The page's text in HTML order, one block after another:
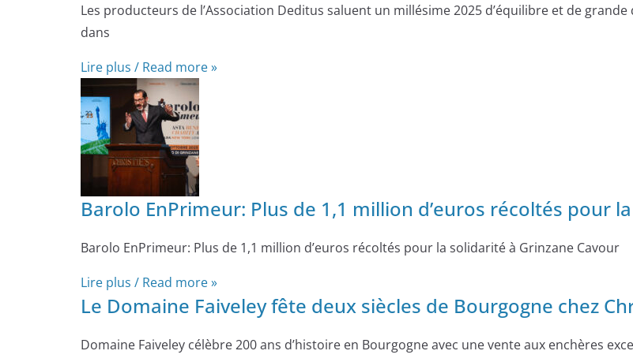
Les producteurs de l’Association Deditus saluent un millésime 2025 d’équilibre et de
dans
Lire plus / Read more »
Barolo EnPrimeur: Plus de 1,1 million d’euros récoltés pour
Barolo EnPrimeur: Plus de 1,1 million d’euros récoltés pour la solidarité à Grinzane Cavour
Lire plus / Read more »
Le Domaine Faiveley fête deux siècles de Bourgogne chez
Domaine Faiveley célèbre 200 ans d’histoire en Bourgogne avec une vente aux enchères